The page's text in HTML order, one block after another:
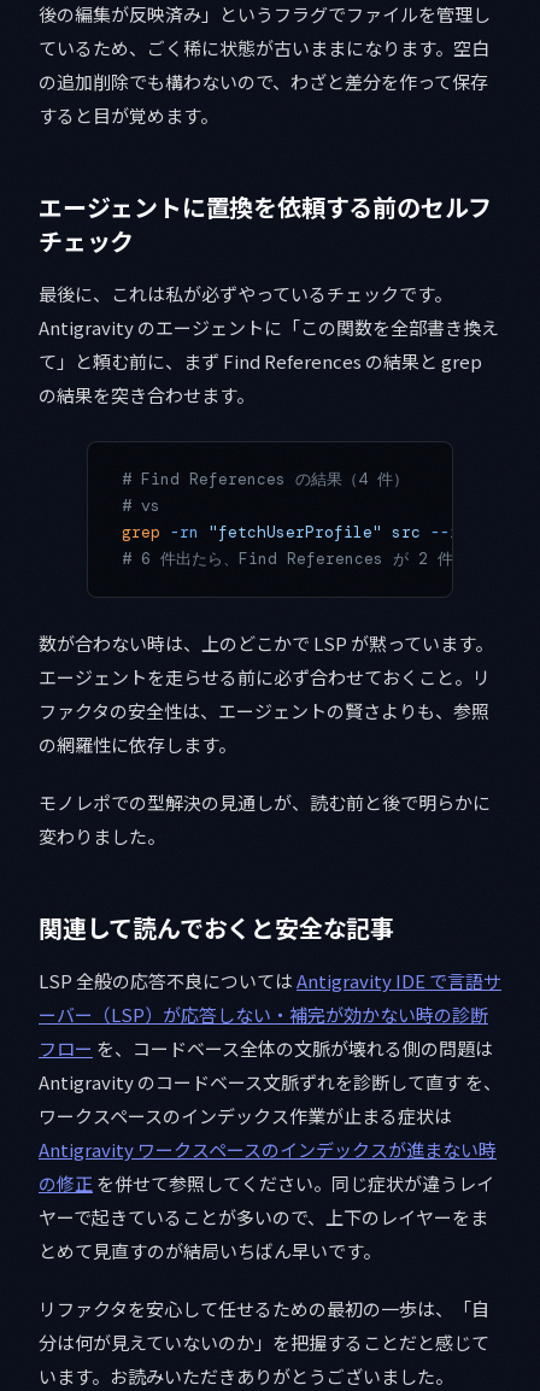
後の編集が反映済み」というフラグでファイルを管理し
ているため、ごく稀に状態が古いままになります。空白
の追加削除でも構わないので、わざと差分を作って保存
すると目が覚めます。
エージェントに置換を依頼する前のセルフ
チェック
最後に、これは私が必ずやっているチェックです。
Antigravity のエージェントに「この関数を全部書き換え
て」と頼む前に、まず Find References の結果と grep
の結果を突き合わせます。
# Find References の結果（4 件）
# vs
grep -rn "fetchUserProfile" src --include=
# 6 件出たら、Find References が 2 件取りこぼし
数が合わない時は、上のどこかで LSP が黙っています。
エージェントを走らせる前に必ず合わせておくこと。リ
ファクタの安全性は、エージェントの賢さよりも、参照
の網羅性に依存します。
モノレポでの型解決の見通しが、読む前と後で明らかに
変わりました。
関連して読んでおくと安全な記事
LSP 全般の応答不良についてはAntigravity IDE で言語サ
ーバー（LSP）が応答しない・補完が効かない時の診断
フロー を、コードベース全体の文脈が壊れる側の問題は
Antigravity のコードベース文脈ずれを診断して直す を、
ワークスペースのインデックス作業が止まる症状は
Antigravity ワークスペースのインデックスが進まない時
の修正 を併せて参照してください。同じ症状が違うレイ
ヤーで起きていることが多いので、上下のレイヤーをま
とめて見直すのが結局いちばん早いです。
リファクタを安心して任せるための最初の一歩は、「自
分は何が見えていないのか」を把握することだと感じて
います。お読みいただきありがとうございました。